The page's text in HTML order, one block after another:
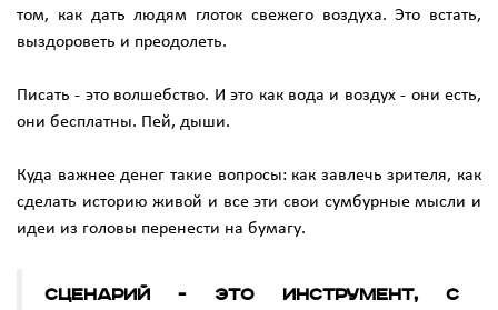
том, как дать людям глоток свежего воздуха. Это встать,
выздороветь и преодолеть.
Писать - это волшебство. И это как вода и воздух - они есть,
они бесплатны. Пей, дыши.
Куда важнее денег такие вопросы: как завлечь зрителя, как
сделать историю живой и все эти свои сумбурные мысли и
идеи из головы перенести на бумагу.
Сценарий - это инструмент, с